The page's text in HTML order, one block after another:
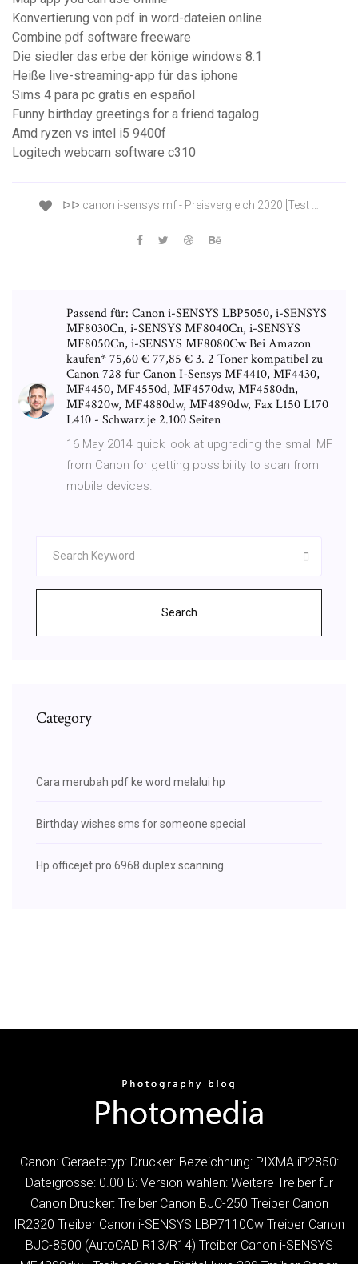
Konvertierung von pdf in word-dateien online
Combine pdf software freeware
Die siedler das erbe der könige windows 8.1
Heiße live-streaming-app für das iphone
Sims 4 para pc gratis en español
Funny birthday greetings for a friend tagalog
Amd ryzen vs intel i5 9400f
Logitech webcam software c310
ᐅᐅ canon i-sensys mf - Preisvergleich 2020 [Test …
Passend für: Canon i-SENSYS LBP5050, i-SENSYS
MF8030Cn, i-SENSYS MF8040Cn, i-SENSYS
MF8050Cn, i-SENSYS MF8080Cw Bei Amazon
kaufen* 75,60 € 77,85 € 3. 2 Toner kompatibel zu
Canon 728 für Canon I-Sensys MF4410, MF4430,
MF4450, MF4550d, MF4570dw, MF4580dn,
MF4820w, MF4880dw, MF4890dw, Fax L150 L170
L410 - Schwarz je 2.100 Seiten
16 May 2014 quick look at upgrading the small MF
from Canon for getting possibility to scan from
mobile devices.
Search
Category
Cara merubah pdf ke word melalui hp
Birthday wishes sms for someone special
Hp officejet pro 6968 duplex scanning
Canon: Geraetetyp: Drucker: Bezeichnung: PIXMA iP2850:
Dateigrösse: 0.00 B: Version wählen: Weitere Treiber für
Canon Drucker: Treiber Canon BJC-250 Treiber Canon
IR2320 Treiber Canon i-SENSYS LBP7110Cw Treiber Canon
BJC-8500 (AutoCAD R13/R14) Treiber Canon i-SENSYS